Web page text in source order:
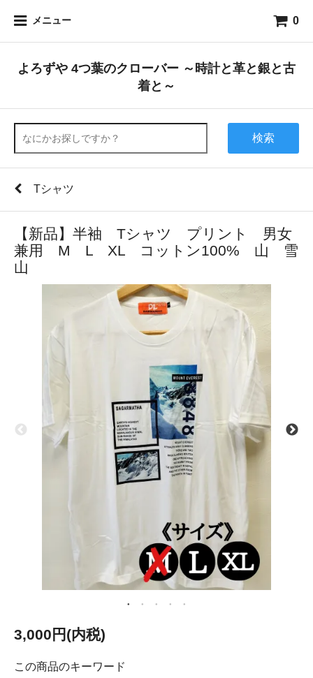
メニュー 0
よろずや 4つ葉のクローバー ～時計と革と銀と古
着と～
検索
Tシャツ
【新品】半袖 Tシャツ プリント 男女
兼用 M L XL コットン100% 山 雪
山
3,000円(内税)
この商品のキーワード